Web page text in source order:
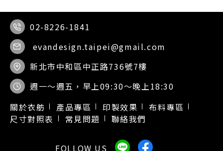
02-8226-1841
evandesign.taipei@gmail.com
新北市中和區中正路736號7樓
週一～週五，早上09:30～晚上18:30
關於衣舫
產品專區 印製效果
布料專區
尺寸對照表
常見問題 聯絡我們